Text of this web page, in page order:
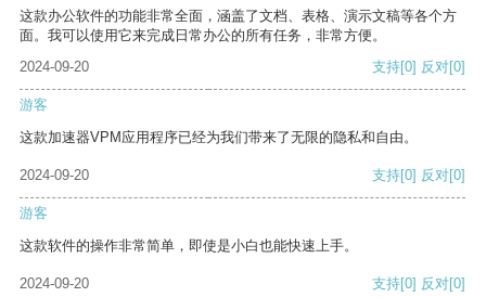
这款办公软件的功能非常全面，涵盖了文档、表格、演示文稿等各个方
面。我可以使用它来完成日常办公的所有任务，非常方便。
2024-09-20
支持[0] 反对[0]
游客
这款加速器VPM应用程序已经为我们带来了无限的隐私和自由。
2024-09-20 支持[0] 反对[0]
游客
这款软件的操作非常简单，即使是小白也能快速上手。
2024-09-20 支持[0] 反对[0]